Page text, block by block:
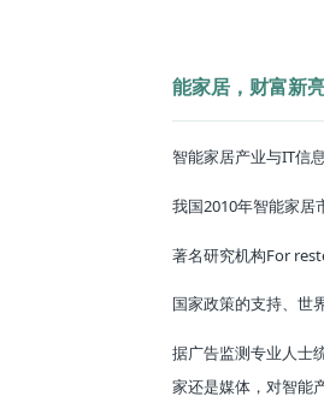
能家居，财富新
智能家居产业与IT信
我国2010年智能家居
著名研究机构For
国家政策的支持、世
据广告监测专业人士
家还是媒体，对智能